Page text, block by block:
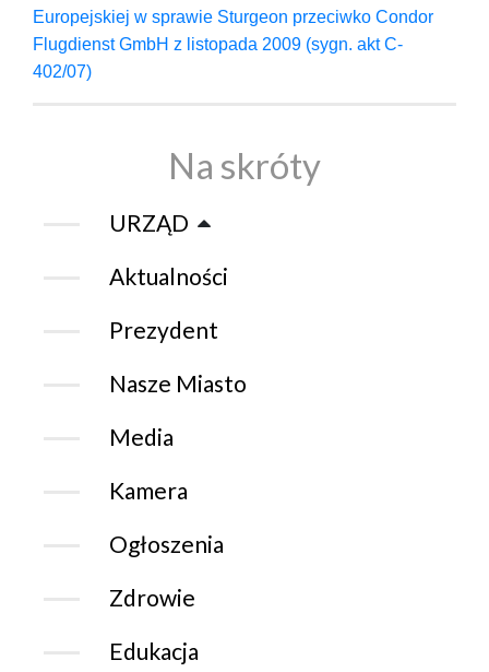
Europejskiej w sprawie Sturgeon przeciwko Condor
Flugdienst GmbH z listopada 2009 (sygn. akt C-
402/07)
Na skróty
URZĄD
Aktualności
Prezydent
Nasze Miasto
Media
Kamera
Ogłoszenia
Zdrowie
Edukacja